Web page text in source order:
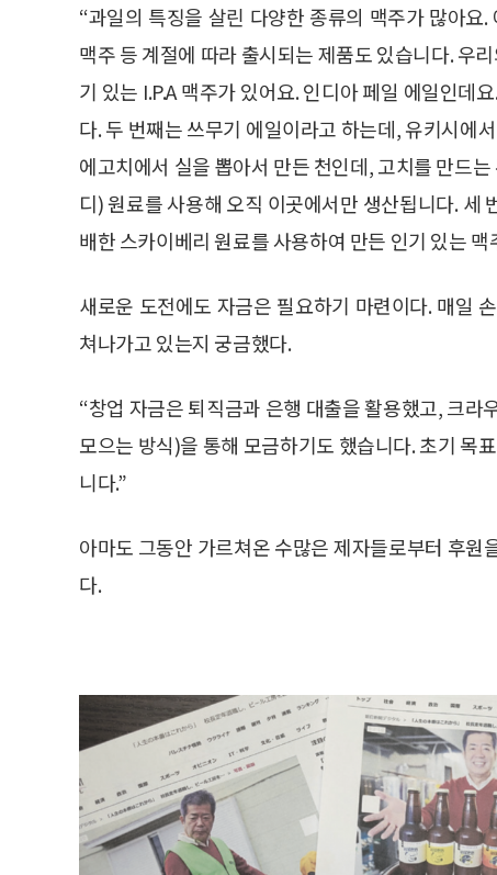
“과일의 특징을 살린 다양한 종류의 맥주가 많아
맥주 등 계절에 따라 출시되는 제품도 있습니다. 우
기 있는 I.P.A 맥주가 있어요. 인디아 페일 에일인데
다. 두 번째는 쓰무기 에일이라고 하는데, 유키시에
에고치에서 실을 뽑아서 만든 천인데, 고치를 만드
디) 원료를 사용해 오직 이곳에서만 생산됩니다. 세
배한 스카이베리 원료를 사용하여 만든 인기 있는 맥
새로운 도전에도 자금은 필요하기 마련이다. 매일
쳐나가고 있는지 궁금했다.
“창업 자금은 퇴직금과 은행 대출을 활용했고, 크
모으는 방식)을 통해 모금하기도 했습니다. 초기 목
니다.”
아마도 그동안 가르쳐온 수많은 제자들로부터 후
다.